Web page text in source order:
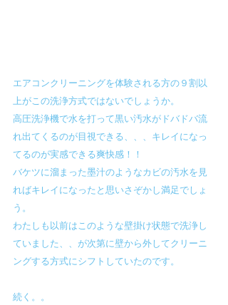
エアコンクリーニングを体験される方の９割以
上がこの洗浄方式ではないでしょうか。
高圧洗浄機で水を打って黒い汚水がドバドバ流
れ出てくるのが目視できる、、、キレイになっ
てるのが実感できる爽快感！！
バケツに溜まった墨汁のようなカビの汚水を見
ればキレイになったと思いさぞかし満足でしょ
う。
わたしも以前はこのような壁掛け状態で洗浄し
ていました、、が次第に壁から外してクリーニ
ングする方式にシフトしていたのです。
続く。。